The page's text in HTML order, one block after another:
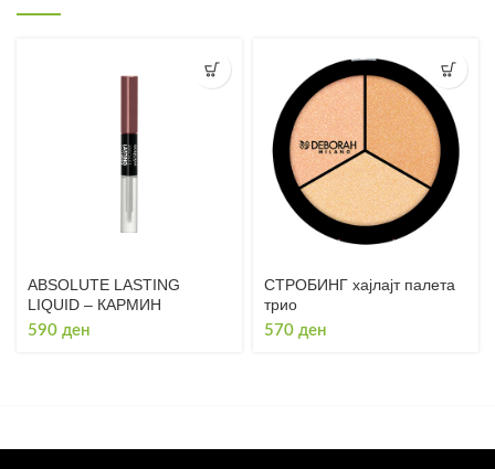
ABSOLUTE LASTING
LIQUID – КАРМИН
590 ден
СТРОБИНГ хајлајт палета
трио
570 ден